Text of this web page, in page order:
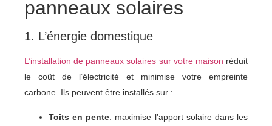
panneaux solaires
1. L’énergie domestique
L’installation de panneaux solaires sur votre maison réduit
le coût de l’électricité et minimise votre empreinte
carbone. Ils peuvent être installés sur :
Toits en pente: maximise l’apport solaire dans les